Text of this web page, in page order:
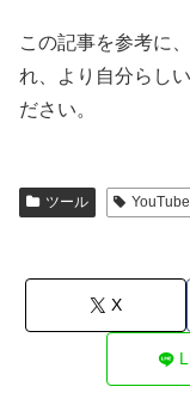
この記事を参考に
れ、より自分らし
ださい。
ツール YouTube
X